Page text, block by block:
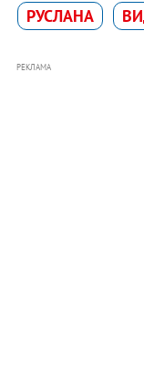
РУСЛАНА
РЕКЛАМА